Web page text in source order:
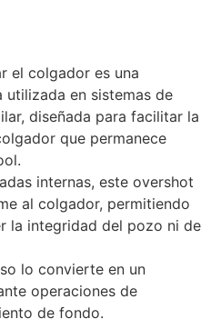
el colgador es una
utilizada en sistemas de
diseñada para facilitar la
que permanece
internas, este overshot
al colgador, permitiendo
la integridad del pozo ni de
lo convierte en un
operaciones de
de fondo.